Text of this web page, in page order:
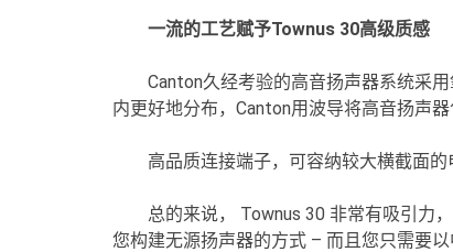
一流的工艺赋予Townus 30高级质感
Canton久经考验的高音扬声器系统采
内更好地分布，Canton用波导将高音扬声器
高品质连接端子，可容纳较大横截面的
总的来说， Townus 30 非常有吸引力
您构建无源扬声器的方式 – 而且您只需要以